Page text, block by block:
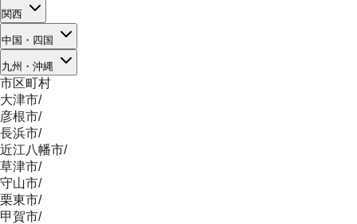
関西
中国・四国
九州・沖縄
市区町村
大津市/
彦根市/
長浜市/
近江八幡市/
草津市/
守山市/
栗東市/
甲賀市/